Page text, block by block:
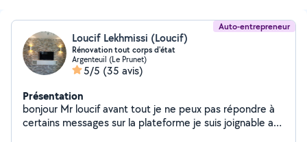
Auto-entrepreneur
Loucif Lekhmissi (Loucif)
Rénovation tout corps d'état
Argenteuil (Le Prunet)
5/5 (35 avis)
Présentation
bonjour Mr loucif avant tout je ne peux pas répondre à
certains messages sur la plateforme je suis joignable au